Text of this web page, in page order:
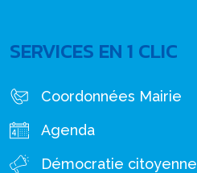
SERVICES EN 1 CLIC
Coordonnées Mairie
Agenda
Démocratie citoyenne